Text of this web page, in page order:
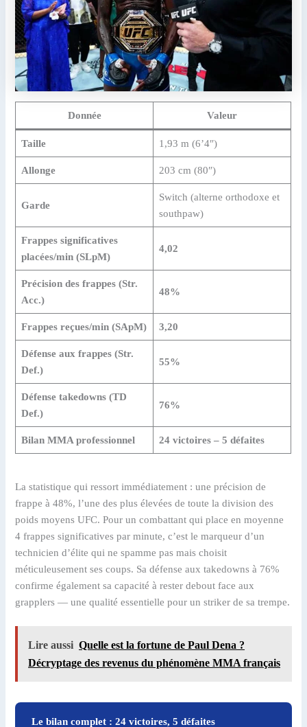
Donnée Valeur
Taille 1,93 m (6’4″)
Allonge 203 cm (80″)
Garde
Switch (alterne orthodoxe et
southpaw)
Frappes significatives
placées/min (SLpM)
4,02
Précision des frappes (Str.
Acc.)
48%
Frappes reçues/min (SApM) 3,20
Défense aux frappes (Str.
Def.)
55%
Défense takedowns (TD
Def.)
76%
Bilan MMA professionnel 24 victoires – 5 défaites
La statistique qui ressort immédiatement : une précision de
frappe à 48%, l’une des plus élevées de toute la division des
poids moyens UFC. Pour un combattant qui place en moyenne
4 frappes significatives par minute, c’est le marqueur d’un
technicien d’élite qui ne spamme pas mais choisit
méticuleusement ses coups. Sa défense aux takedowns à 76%
confirme également sa capacité à rester debout face aux
grapplers — une qualité essentielle pour un striker de sa trempe.
Lire aussi Quelle est la fortune de Paul Dena ?
Décryptage des revenus du phénomène MMA français
Le bilan complet : 24 victoires, 5 défaites